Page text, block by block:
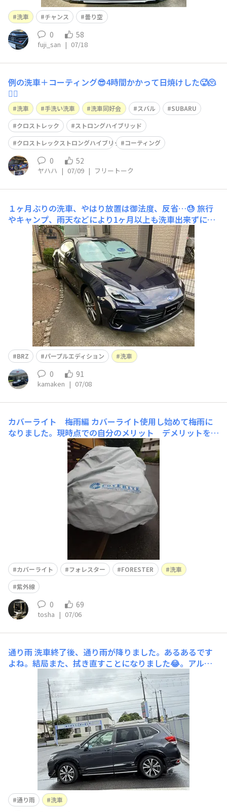
洗車 チャンス 曇り空
0 58
fuji_san | 07/18
例の洗車＋コーティング😎4時間かかって日焼けした🥵🫠
😵‍💫
洗車 手洗い洗車 洗車同好会 スバル
SUBARU
クロストレック
ストロングハイブリッド
クロストレックストロングハイブリッドコーティング
0 52
ヤハハ | 07/09 | フリートーク
１ヶ月ぶりの洗車、やはり放置は御法度、反省…😓 旅行
やキャンプ、雨天などにより1ヶ月以上も洗車出来ずにい
たら、砂埃や鉄粉、ブレーキダストがこびり付いて酷いこ
とに…😱何とか汚れも落ち、赤茶けたホイールも本来の
ハイラスター色に復活しました…🥰やはり放置はいけませ
んな。 反省…🙇‍♂️ビフォーを撮り忘れました。赤茶けた
ホイールも、何とかハイラスター色に
BRZ パープルエディション 洗車
0 91
kamaken | 07/08
カバーライト 梅雨編 カバーライト使用し始めて梅雨に
なりました。現時点での自分のメリット デメリットを。
メリット1.洗車に追われない（本当楽）2.ケミカルの減り
が激減デメリット1.雨降ってる際のカバー外しが面倒2.雨
上がりに、タイミング見計らってカバーかける必要あり世
の中にパーフェクトはありませんです。
カバーライト フォレスター FORESTER
洗車
紫外線
0 69
tosha | 07/06
通り雨洗車終了後、通り雨が降りました。あるあるです
よね。結局また、拭き直すことになりました😂。アルミ
ホイールの汚れも気になり、勢いで拭き取りました。
通り雨 洗車